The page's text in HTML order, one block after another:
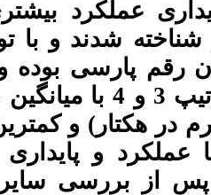
برخوردار
به اینکه
و قبلا بعنوان
ژنوتیپ 3 و 4 با میانگین عملکرد دانه
و کمترین اثر متقابل
عملکرد بالا
خصوصیات